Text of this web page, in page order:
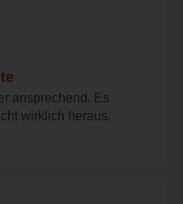
ansprechend. Es
wirklich heraus.